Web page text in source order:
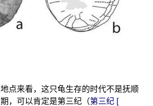
来看，这只龟生存的时代不是抚顺
，可以肯定是第三纪（第三纪 [